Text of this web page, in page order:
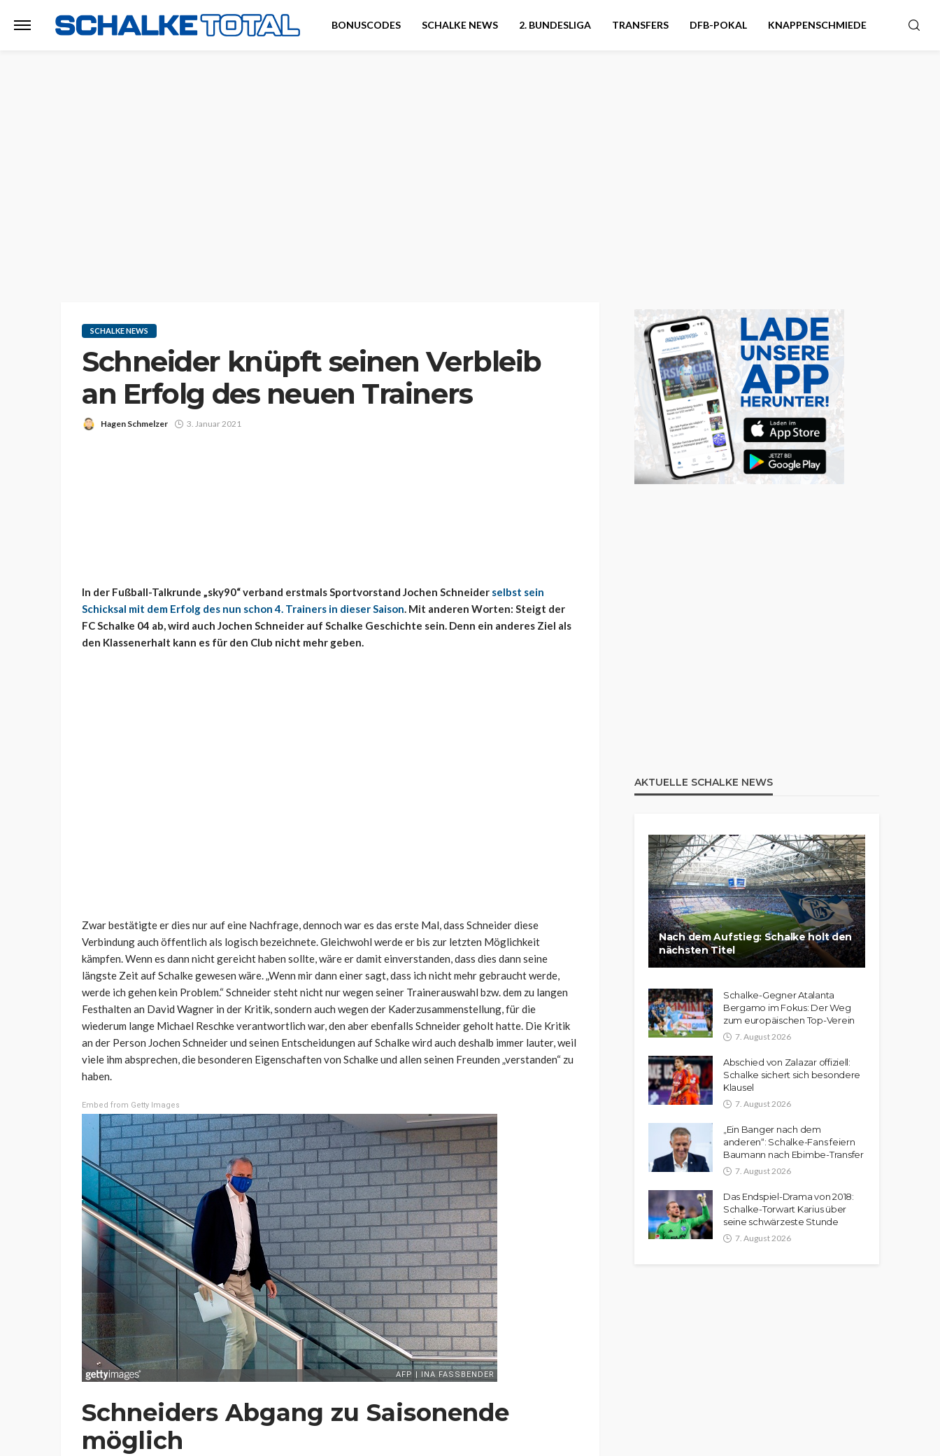
BONUSCODES SCHALKE NEWS 2. BUNDESLIGA TRANSFERS DFB-POKAL KNAPPENSCHMIEDE
SCHALKE NEWS
Schneider knüpft seinen Verbleib
an Erfolg des neuen Trainers
Hagen Schmelzer 3. Januar 2021
In der Fußball-Talkrunde „sky90“ verband erstmals Sportvorstand Jochen Schneider selbst sein
Schicksal mit dem Erfolg des nun schon 4. Trainers in dieser Saison. Mit anderen Worten: Steigt der
FC Schalke 04 ab, wird auch Jochen Schneider auf Schalke Geschichte sein. Denn ein anderes Ziel als
den Klassenerhalt kann es für den Club nicht mehr geben.
Zwar bestätigte er dies nur auf eine Nachfrage, dennoch war es das erste Mal, dass Schneider diese
Verbindung auch öffentlich als logisch bezeichnete. Gleichwohl werde er bis zur letzten Möglichkeit
kämpfen. Wenn es dann nicht gereicht haben sollte, wäre er damit einverstanden, dass dies dann seine
längste Zeit auf Schalke gewesen wäre. „Wenn mir dann einer sagt, dass ich nicht mehr gebraucht werde,
werde ich gehen kein Problem.“ Schneider steht nicht nur wegen seiner Trainerauswahl bzw. dem zu langen
Festhalten an David Wagner in der Kritik, sondern auch wegen der Kaderzusammenstellung, für die
wiederum lange Michael Reschke verantwortlich war, den aber ebenfalls Schneider geholt hatte. Die Kritik
an der Person Jochen Schneider und seinen Entscheidungen auf Schalke wird auch deshalb immer lauter, weil
viele ihm absprechen, die besonderen Eigenschaften von Schalke und allen seinen Freunden „verstanden“ zu
haben.
Embed from Getty Images
Schneiders Abgang zu Saisonende
möglich
AKTUELLE SCHALKE NEWS
Nach dem Aufstieg: Schalke holt den
nächsten Titel
Schalke-Gegner Atalanta
Bergamo im Fokus: Der Weg
zum europäischen Top-Verein
7. August 2026
Abschied von Zalazar offiziell:
Schalke sichert sich besondere
Klausel
7. August 2026
„Ein Banger nach dem
anderen“: Schalke-Fans feiern
Baumann nach Ebimbe-Transfer
7. August 2026
Das Endspiel-Drama von 2018:
Schalke-Torwart Karius über
seine schwärzeste Stunde
7. August 2026